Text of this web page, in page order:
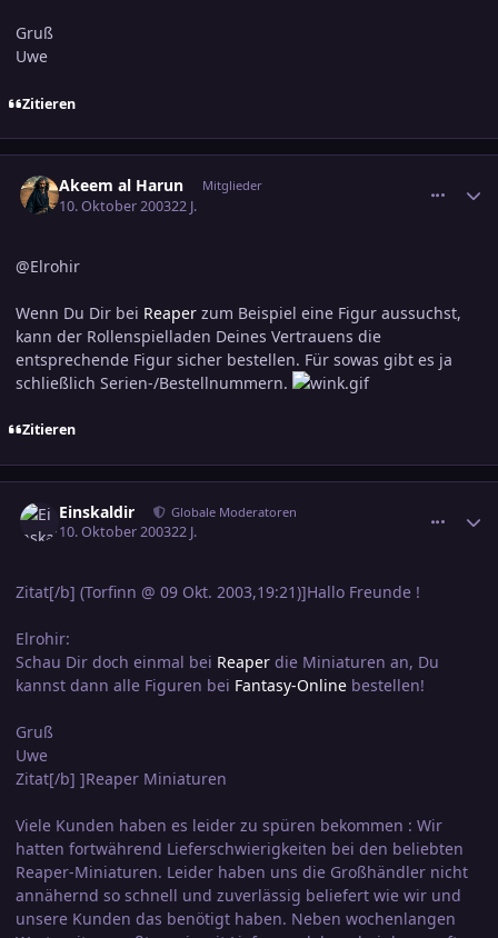
Gruß
Uwe
Zitieren
Akeem al Harun Mitglieder
10. Oktober 200322 J.
@Elrohir
Wenn Du Dir bei Reaper zum Beispiel eine Figur aussuchst,
kann der Rollenspielladen Deines Vertrauens die
entsprechende Figur sicher bestellen. Für sowas gibt es ja
schließlich Serien-/Bestellnummern.
Zitieren
Einskaldir Globale Moderatoren
10. Oktober 200322 J.
Zitat[/b] (Torfinn @ 09 Okt. 2003,19:21)]Hallo Freunde !
Elrohir:
Schau Dir doch einmal bei Reaper die Miniaturen an, Du
kannst dann alle Figuren bei Fantasy-Online bestellen!
Gruß
Uwe
Zitat[/b] ]Reaper Miniaturen
Viele Kunden haben es leider zu spüren bekommen : Wir
hatten fortwährend Lieferschwierigkeiten bei den beliebten
Reaper-Miniaturen. Leider haben uns die Großhändler nicht
annähernd so schnell und zuverlässig beliefert wie wir und
unsere Kunden das benötigt haben. Neben wochenlangen